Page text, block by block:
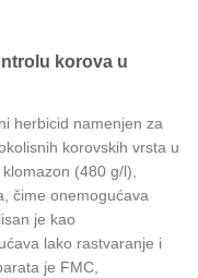
korova u
herbicid namenjen za
korovskih vrsta u
(480 g/l),
čime onemogućava
je kao
lako rastvaranje i
je FMC,